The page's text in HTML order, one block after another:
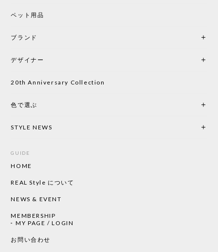
ペット用品
ブランド
デザイナー
20th Anniversary Collection
色で選ぶ
STYLE NEWS
GUIDE
HOME
REAL Style について
NEWS & EVENT
MEMBERSHIP
MY PAGE / LOGIN
お問い合わせ